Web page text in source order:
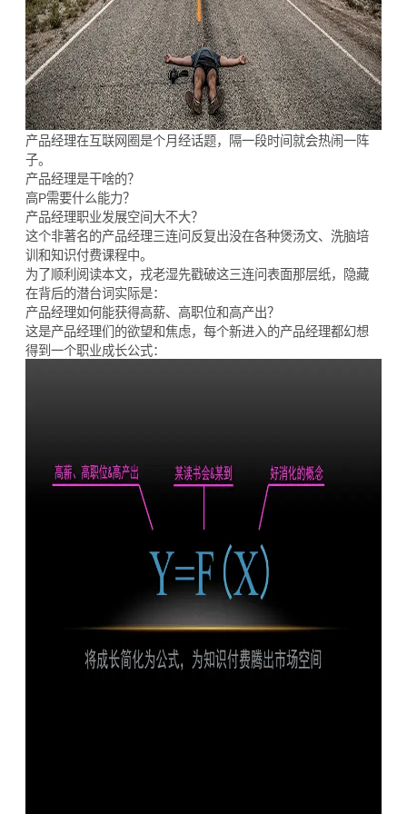
产品经理在互联网圈是个月经话题，隔一段时间就会热闹一阵
子。
产品经理是干啥的？
高P需要什么能力？
产品经理职业发展空间大不大？
这个非著名的产品经理三连问反复出没在各种煲汤文、洗脑培
训和知识付费课程中。
为了顺利阅读本文，戎老湿先戳破这三连问表面那层纸，隐藏
在背后的潜台词实际是：
产品经理如何能获得高薪、高职位和高产出？
这是产品经理们的欲望和焦虑，每个新进入的产品经理都幻想
得到一个职业成长公式：